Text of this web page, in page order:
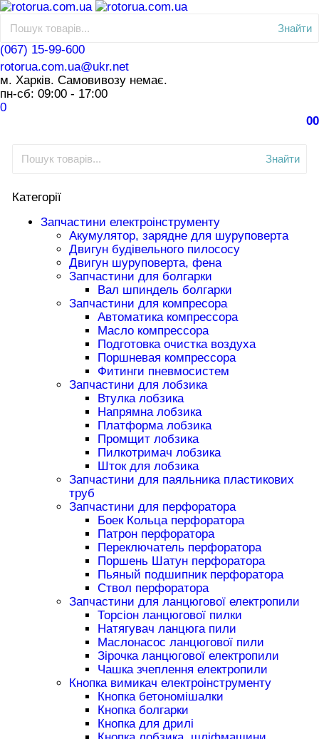
Знайти
(067) 15-99-600
rotorua.com.ua@ukr.net
м. Харків. Самовивозу немає.
пн-сб: 09:00 - 17:00
0
00
Знайти
Категорії
Запчастини електроінструменту
Акумулятор, зарядне для шуруповерта
Двигун будівельного пилососу
Двигун шуруповерта, фена
Запчастини для болгарки
Вал шпиндель болгарки
Запчастини для компресора
Автоматика компрессора
Масло компрессора
Подготовка очистка воздуха
Поршневая компрессора
Фитинги пневмосистем
Запчастини для лобзика
Втулка лобзика
Напрямна лобзика
Платформа лобзика
Промщит лобзика
Пилкотримач лобзика
Шток для лобзика
Запчастини для паяльника пластикових
труб
Запчастини для перфоратора
Боек Кольца перфоратора
Патрон перфоратора
Переключатель перфоратора
Поршень Шатун перфоратора
Пьяный подшипник перфоратора
Ствол перфоратора
Запчастини для ланцюгової електропили
Торсіон ланцюгової пилки
Натягувач ланцюга пили
Маслонасос ланцюгової пили
Зірочка ланцюгової електропили
Чашка зчеплення електропили
Кнопка вимикач електроінструменту
Кнопка бетономішалки
Кнопка болгарки
Кнопка для дрилі